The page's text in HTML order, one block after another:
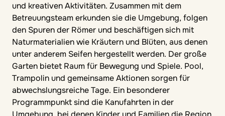
und kreativen Aktivitäten. Zusammen mit dem
Betreuungsteam erkunden sie die Umgebung, folgen
den Spuren der Römer und beschäftigen sich mit
Naturmaterialien wie Kräutern und Blüten, aus denen
unter anderem Seifen hergestellt werden. Der große
Garten bietet Raum für Bewegung und Spiele. Pool,
Trampolin und gemeinsame Aktionen sorgen für
abwechslungsreiche Tage. Ein besonderer
Programmpunkt sind die Kanufahrten in der